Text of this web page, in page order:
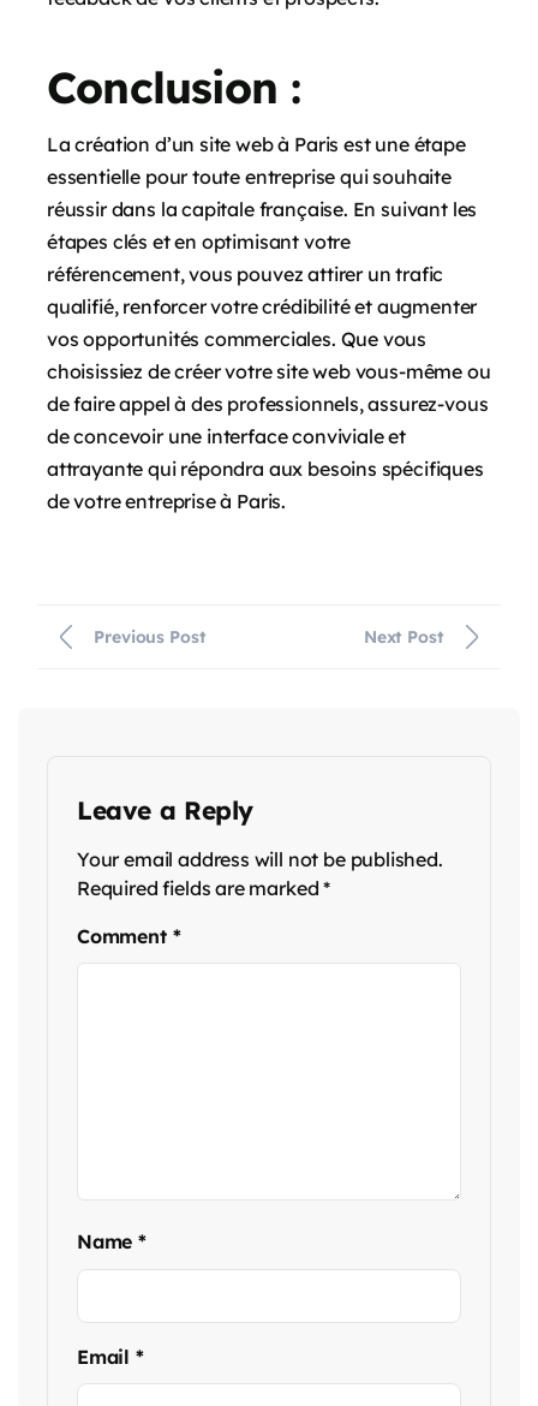
Conclusion :
La création d’un site web à Paris est une étape
essentielle pour toute entreprise qui souhaite
réussir dans la capitale française. En suivant les
étapes clés et en optimisant votre
référencement, vous pouvez attirer un trafic
qualifié, renforcer votre crédibilité et augmenter
vos opportunités commerciales. Que vous
choisissiez de créer votre site web vous-même ou
de faire appel à des professionnels, assurez-vous
de concevoir une interface conviviale et
attrayante qui répondra aux besoins spécifiques
de votre entreprise à Paris.
Previous Post Next Post
Leave a Reply
Your email address will not be published.
Required fields are marked*
Comment *
Name*
Email *